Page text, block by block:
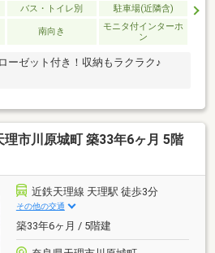
バス・トイレ別 駐車場(近隣含)
南向き
モニタ付インターホ
ン
ーゼット付き！収納もラクラク♪
理市川原城町 築33年6ヶ月 5階
近鉄天理線 天理駅 徒歩3分
その他の交通
築33年6ヶ月 / 5階建